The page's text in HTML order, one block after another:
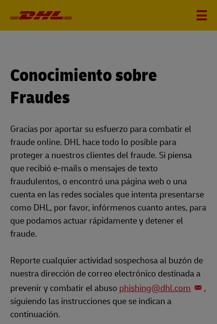
Conocimiento sobre
Fraudes
Gracias por aportar su esfuerzo para combatir el
fraude online. DHL hace todo lo posible para
proteger a nuestros clientes del fraude. Si piensa
que recibió e-mails o mensajes de texto
fraudulentos, o encontró una página web o una
cuenta en las redes sociales que intenta presentarse
como DHL, por favor, infórmenos cuanto antes, para
que podamos actuar rápidamente y detener el
fraude.
Reporte cualquier actividad sospechosa al buzón de
nuestra dirección de correo electrónico destinada a
prevenir y combatir el abuso phishing@dhl.com
,
siguiendo las instrucciones que se indican a
continuación.